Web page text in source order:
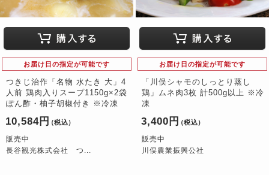
お届け日の指定が可能です
つきじ治作「名物 水たき 大」4
人前 鶏肉入りスープ1150g×2袋
ぽん酢・柚子胡椒付き ※冷凍
10,584円 （税込）
販売中
長谷観光株式会社 つ...
お届け日の指定が可能です
「川俣シャモのしっとり蒸し
鶏」ムネ肉3枚 計500g以上 ※冷
凍
3,400円 （税込）
販売中
川俣農業振興公社